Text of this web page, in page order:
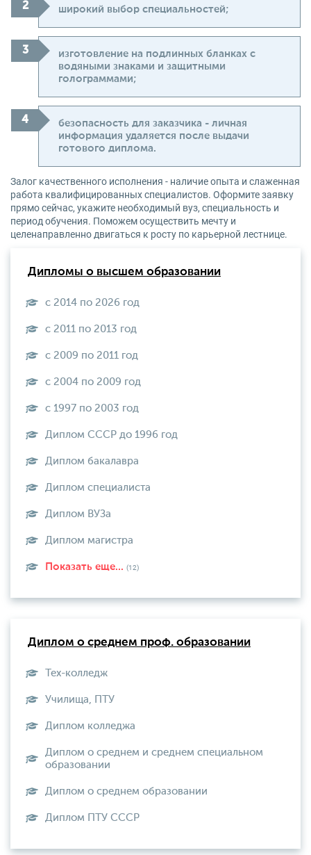
широкий выбор специальностей;
изготовление на подлинных бланках с
водяными знаками и защитными
голограммами;
безопасность для заказчика - личная
информация удаляется после выдачи
готового диплома.
Залог качественного исполнения - наличие опыта и слаженная
работа квалифицированных специалистов. Оформите заявку
прямо сейчас, укажите необходимый вуз, специальность и
период обучения. Поможем осуществить мечту и
целенаправленно двигаться к росту по карьерной лестнице.
Дипломы о высшем образовании
с 2014 по 2026 год
с 2011 по 2013 год
с 2009 по 2011 год
с 2004 по 2009 год
с 1997 по 2003 год
Диплом СССР до 1996 год
Диплом бакалавра
Диплом специалиста
Диплом ВУЗа
Диплом магистра
Показать еще... (12)
Диплом о среднем проф. образовании
Тех-колледж
Училища, ПТУ
Диплом колледжа
Диплом о среднем и среднем специальном
образовании
Диплом о среднем образовании
Диплом ПТУ СССР